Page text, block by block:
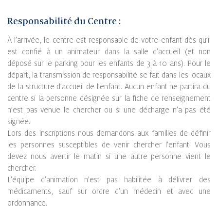
Responsabilité du Centre :
À l’arrivée, le centre est responsable de votre enfant dès qu’il
est confié à un animateur dans la salle d’accueil (et non
déposé sur le parking pour les enfants de 3 à 10 ans). Pour le
départ, la transmission de responsabilité se fait dans les locaux
de la structure d’accueil de l’enfant. Aucun enfant ne partira du
centre si la personne désignée sur la fiche de renseignement
n’est pas venue le chercher ou si une décharge n’a pas été
signée.
Lors des inscriptions nous demandons aux familles de définir
les personnes susceptibles de venir chercher l’enfant. Vous
devez nous avertir le matin si une autre personne vient le
chercher.
L’équipe d’animation n’est pas habilitée à délivrer des
médicaments, sauf sur ordre d’un médecin et avec une
ordonnance.